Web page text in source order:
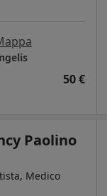
50 €
Paolino
Medico